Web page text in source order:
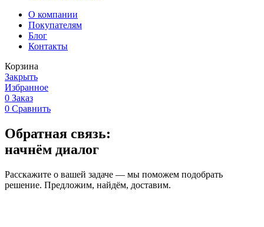
О компании
Покупателям
Блог
Контакты
Корзина
Закрыть
Избранное
0 Заказ
0 Сравнить
Обратная связь:
начнём диалог
Расскажите о вашей задаче — мы поможем подобрать
решение. Предложим, найдём, доставим.